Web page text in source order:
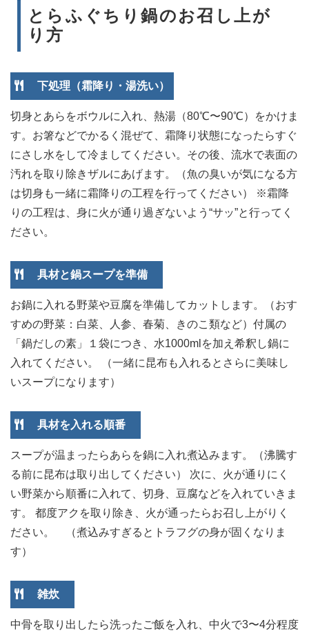
とらふぐちり鍋のお召し上が
り方
下処理（霜降り・湯洗い）
切身とあらをボウルに入れ、熱湯（80℃〜90℃）をかけま
す。お箸などでかるく混ぜて、霜降り状態になったらすぐ
にさし水をして冷ましてください。その後、流水で表面の
汚れを取り除きザルにあげます。（魚の臭いが気になる方
は切身も一緒に霜降りの工程を行ってください） ※霜降
りの工程は、身に火が通り過ぎないよう“サッ”と行ってく
ださい。
具材と鍋スープを準備
お鍋に入れる野菜や豆腐を準備してカットします。（おす
すめの野菜：白菜、人参、春菊、きのこ類など）付属の
「鍋だしの素」１袋につき、水1000mlを加え希釈し鍋に
入れてください。 （一緒に昆布も入れるとさらに美味し
いスープになります）
具材を入れる順番
スープが温まったらあらを鍋に入れ煮込みます。（沸騰す
る前に昆布は取り出してください） 次に、火が通りにく
い野菜から順番に入れて、切身、豆腐などを入れていきま
す。 都度アクを取り除き、火が通ったらお召し上がりく
ださい。 （煮込みすぎるとトラフグの身が固くなりま
す）
雑炊
中骨を取り出したら洗ったご飯を入れ、中火で3〜4分程度